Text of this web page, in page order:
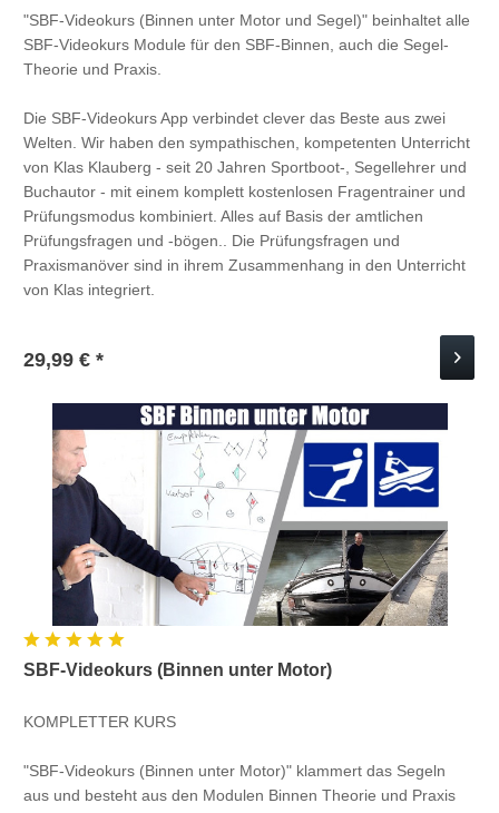
"SBF-Videokurs (Binnen unter Motor und Segel)" beinhaltet alle
SBF-Videokurs Module für den SBF-Binnen, auch die Segel-
Theorie und Praxis.
Die SBF-Videokurs App verbindet clever das Beste aus zwei
Welten. Wir haben den sympathischen, kompetenten Unterricht
von Klas Klauberg - seit 20 Jahren Sportboot-, Segellehrer und
Buchautor - mit einem komplett kostenlosen Fragentrainer und
Prüfungsmodus kombiniert. Alles auf Basis der amtlichen
Prüfungsfragen und -bögen.. Die Prüfungsfragen und
Praxismanöver sind in ihrem Zusammenhang in den Unterricht
von Klas integriert.
29,99 € *
SBF-Videokurs (Binnen unter Motor)
KOMPLETTER KURS
"SBF-Videokurs (Binnen unter Motor)" klammert das Segeln
aus und besteht aus den Modulen Binnen Theorie und Praxis